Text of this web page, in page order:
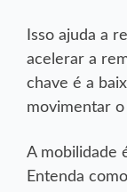
Isso ajuda a
acelerar a
chave é a
movimentar
A mobilidade
Entenda